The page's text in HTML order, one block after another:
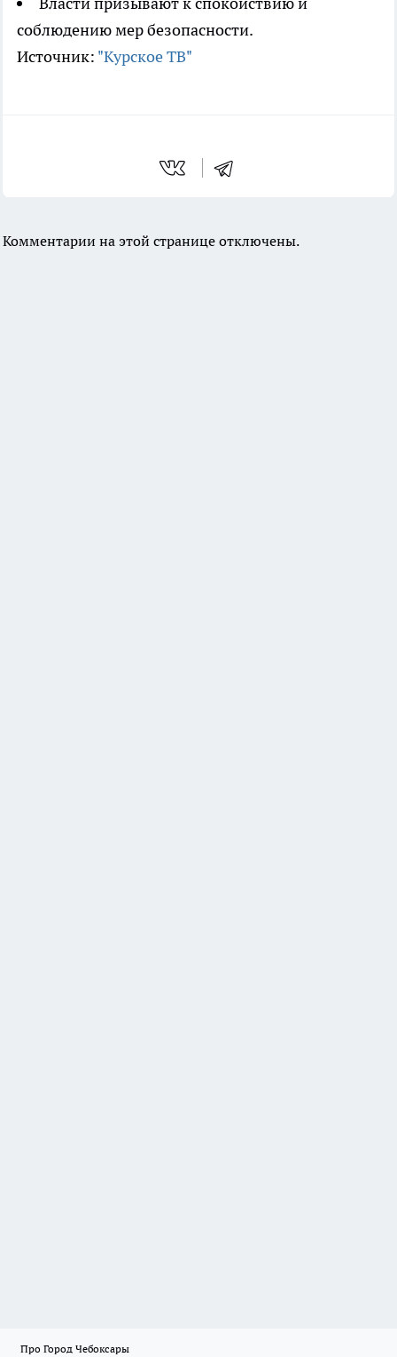
соблюдению мер безопасности.
Источник: "Курское ТВ"
Комментарии на этой странице отключены.
Про Город Чебоксары